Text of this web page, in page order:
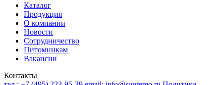
Каталог
Продукция
О компании
Новости
Сотрудничество
Питомникам
Вакансии
Контакты